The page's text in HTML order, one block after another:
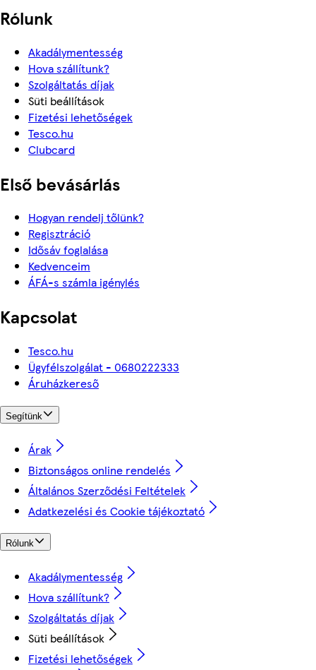
Rólunk
Akadálymentesség
Hova szállítunk?
Szolgáltatás díjak
Süti beállítások
Fizetési lehetőségek
Tesco.hu
Clubcard
Első bevásárlás
Hogyan rendelj tőlünk?
Regisztráció
Idősáv foglalása
Kedvenceim
ÁFÁ-s számla igénylés
Kapcsolat
Tesco.hu
Ügyfélszolgálat - 0680222333
Áruházkereső
Segítünk
Árak
Biztonságos online rendelés
Általános Szerződési Feltételek
Adatkezelési és Cookie tájékoztató
Rólunk
Akadálymentesség
Hova szállítunk?
Szolgáltatás díjak
Süti beállítások
Fizetési lehetőségek